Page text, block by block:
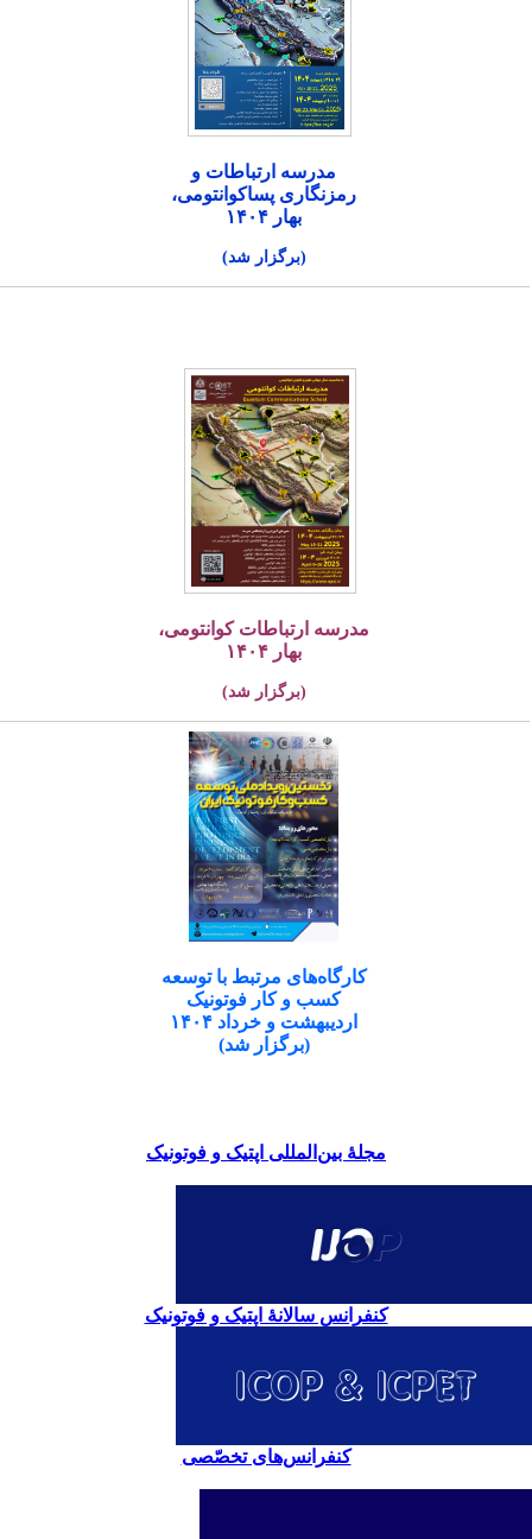
مدرسه ارتباطات و
رمزنگاری پساکوانتومی،
بهار ۱۴۰۴
(برگزار شد)
مدرسه ارتباطات کوانتومی،
بهار ۱۴۰۴
(برگزار شد)
کارگاه‌های مرتبط با توسعه
کسب و کار فوتونیک
اردیبهشت و خرداد ۱۴۰۴
(برگزار شد)
مجلۀ بین‌المللی اپتیک و فوتونیک
کنفرانس سالانۀ اپتیک و فوتونیک
کنفرانس‌های تخصّصی